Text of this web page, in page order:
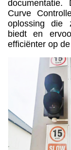
Curve
oplossing die
biedt en
efficiënter op